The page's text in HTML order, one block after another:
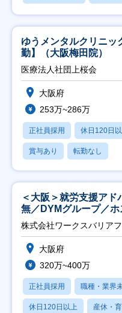
ゆうメンタルクリニッ
勤】（大阪梅田院）
医療法人社団上桜会
大阪府
253万~286万
正社員採用 休日120日
賞与あり 転勤なし
＜大阪＞就労支援ア
無／DYMグループ／
日祝】
株式会社ワークスバリア
大阪府
320万~400万
正社員採用 職種・業界
休日120日以上 産休・